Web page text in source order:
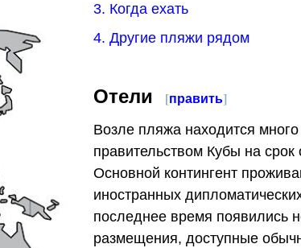
3. Когда ехать
4. Другие пляжи рядом
Отели [править]
Возле пляжа находится
правительством Кубы на срок
Основной контингент
иностранных
последнее время появились
размещения, доступные